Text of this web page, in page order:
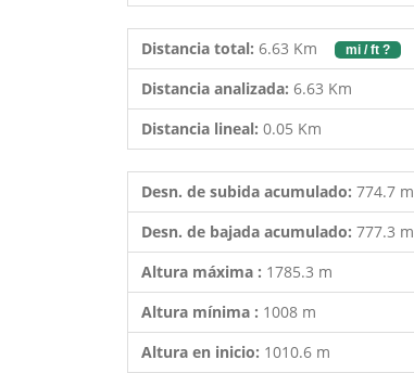
Distancia total: 6.63 Km mi / ft ?
Distancia analizada: 6.63 Km
Distancia lineal: 0.05 Km
Desn. de subida acumulado: 774.7 m
Desn. de bajada acumulado: 777.3 m
Altura máxima : 1785.3 m
Altura mínima : 1008 m
Altura en inicio: 1010.6 m